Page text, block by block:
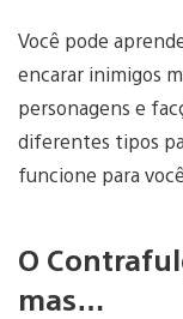
Você pode
encarar inimigos
personagens e
diferentes tipos
funcione para você.
O
mas…